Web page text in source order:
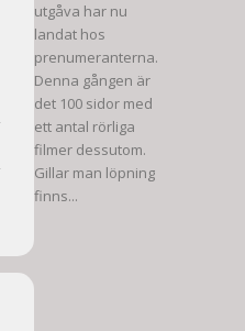
utgåva har nu
landat hos
prenumeranterna.
Denna gången är
det 100 sidor med
ett antal rörliga
filmer dessutom.
Gillar man löpning
finns...